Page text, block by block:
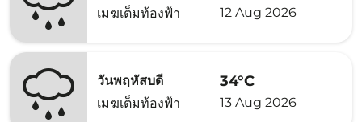
เมฆเต็มท้องฟ้า
12 Aug 2026
วันพฤหัสบดี
เมฆเต็มท้องฟ้า
34°C
13 Aug 2026